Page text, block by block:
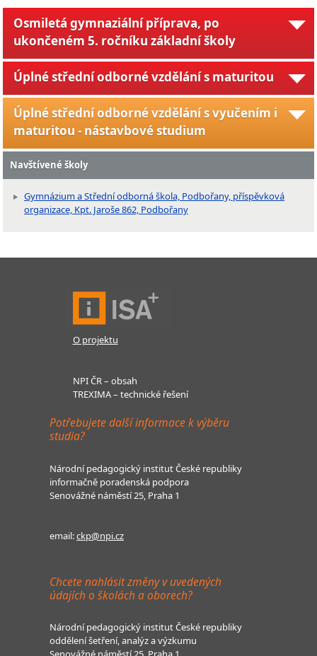
Osmiletá gymnaziální příprava, po
ukončeném 5. ročníku základní školy
Úplné střední odborné vzdělání s maturitou
Úplné střední odborné vzdělání s vyučením i
maturitou - nástavbové studium
Navštívené školy
Gymnázium a Střední odborná škola, Podbořany, příspěvková
organizace, Kpt. Jaroše 862, Podbořany
O projektu
NPI ČR – obsah
TREXIMA – technické řešení
Potřebujete další informace k výběru
studia?
Národní pedagogický institut České republiky
informačně poradenská podpora
Senovážné náměstí 25, Praha 1
email:ckp@npi.cz
Chcete nahlásit změny v uvedených
údajích o školách a oborech?
Národní pedagogický institut České republiky
oddělení šetření, analýz a výzkumu